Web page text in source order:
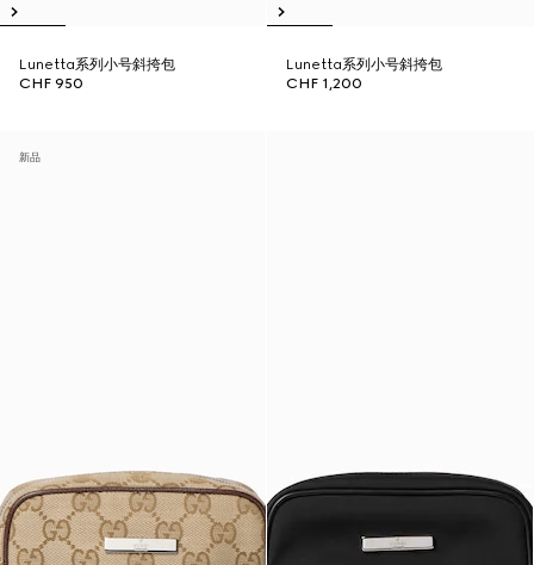
Lunetta系列小号斜挎包
CHF 950
Lunetta系列小号斜挎包
CHF 1,200
新品